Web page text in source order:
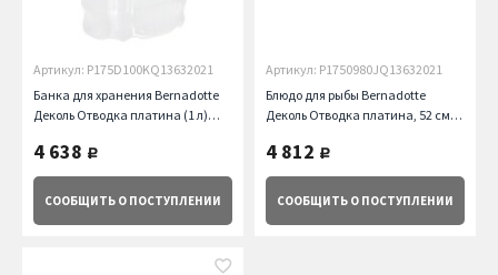
Артикул: P175D100KQ13632021
Банка для хранения Bernadotte
Деколь Отводка платина (1 л)
4 638 руб.
СООБЩИТЬ О ПОСТУПЛЕНИИ
Артикул: P1750980JQ13632021
Блюдо для рыбы Bernadotte
Деколь Отводка платина, 52 см
4 812 руб.
СООБЩИТЬ О ПОСТУПЛЕНИИ